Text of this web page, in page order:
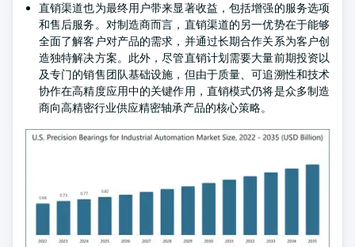
直销渠道也为最终用户带来显著收益，包括增强的服务选项
和售后服务。对制造商而言，直销渠道的另一优势在于能够
全面了解客户对产品的需求，并通过长期合作关系为客户创
造独特解决方案。此外，尽管直销计划需要大量前期投资以
及专门的销售团队基础设施，但由于质量、可追溯性和技术
协作在高精度应用中的关键作用，直销模式仍将是众多制造
商向高精密行业供应精密轴承产品的核心策略。